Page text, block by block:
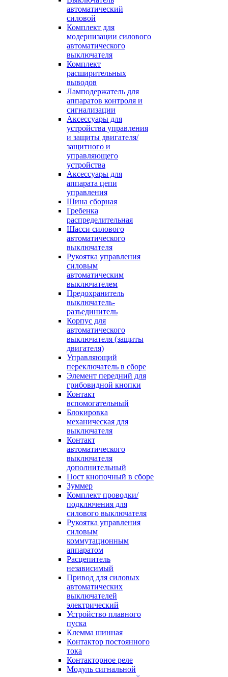
автоматический
силовой
Комплект для
модернизации силового
автоматического
выключателя
Комплект
расширительных
выводов
Ламподержатель для
аппаратов контроля и
сигнализации
Аксессуары для
устройства управления
и защиты двигателя/
защитного и
управляющего
устройства
Аксессуары для
аппарата цепи
управления
Шина сборная
Гребенка
распределительная
Шасси силового
автоматического
выключателя
Рукоятка управления
силовым
автоматическим
выключателем
Предохранитель
выключатель-
разъединитель
Корпус для
автоматического
выключателя (защиты
двигателя)
Управляющий
переключатель в сборе
Элемент передний для
грибовидной кнопки
Контакт
вспомогательный
Блокировка
механическая для
выключателя
Контакт
автоматического
выключателя
дополнительный
Пост кнопочный в сборе
Зуммер
Комплект проводки/
подключения для
силового выключателя
Рукоятка управления
силовым
коммутационным
аппаратом
Расцепитель
независимый
Привод для силовых
автоматических
выключателей
электрический
Устройство плавного
пуска
Клемма шинная
Контактор постоянного
тока
Контакторное реле
Модуль сигнальной